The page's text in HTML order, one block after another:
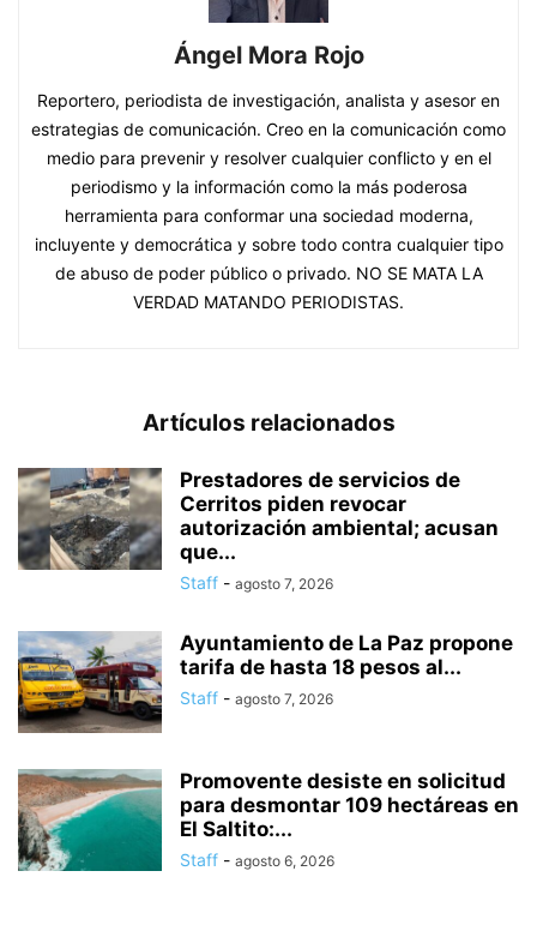
Ángel Mora Rojo
Reportero, periodista de investigación, analista y asesor en
estrategias de comunicación. Creo en la comunicación como
medio para prevenir y resolver cualquier conflicto y en el
periodismo y la información como la más poderosa
herramienta para conformar una sociedad moderna,
incluyente y democrática y sobre todo contra cualquier tipo
de abuso de poder público o privado. NO SE MATA LA
VERDAD MATANDO PERIODISTAS.
Artículos relacionados
Prestadores de servicios de
Cerritos piden revocar
autorización ambiental; acusan
que...
Staff - agosto 7, 2026
Ayuntamiento de La Paz propone
tarifa de hasta 18 pesos al...
Staff - agosto 7, 2026
Promovente desiste en solicitud
para desmontar 109 hectáreas en
El Saltito:...
Staff - agosto 6, 2026